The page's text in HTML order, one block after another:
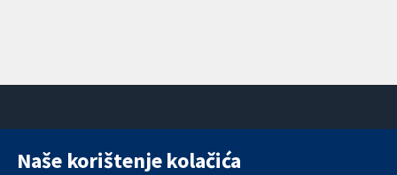
11-13 Cavendish
Naše korištenje kolačića